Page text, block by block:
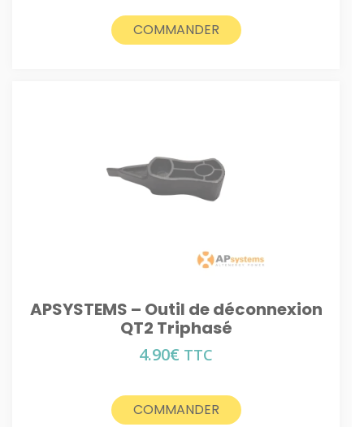
COMMANDER
APSYSTEMS – Outil de déconnexion
QT2 Triphasé
4.90€ TTC
COMMANDER